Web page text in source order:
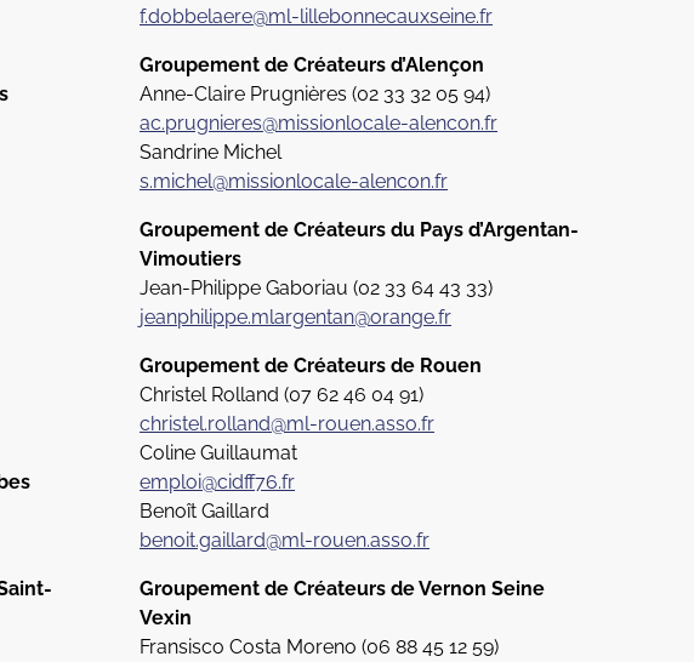
f.dobbelaere@ml-lillebonnecauxseine.fr
Groupement de Créateurs d’Alençon
Anne-Claire Prugnières (02 33 32 05 94)
ac.prugnieres@missionlocale-alencon.fr
Sandrine Michel
s.michel@missionlocale-alencon.fr
Groupement de Créateurs du Pays d’Argentan-
Vimoutiers
Jean-Philippe Gaboriau (02 33 64 43 33)
jeanphilippe.mlargentan@orange.fr
Groupement de Créateurs de Rouen
Christel Rolland (07 62 46 04 91)
christel.rolland@ml-rouen.asso.fr
Coline Guillaumat
emploi@cidff76.fr
Benoît Gaillard
benoit.gaillard@ml-rouen.asso.fr
Groupement de Créateurs de Vernon Seine
Vexin
Fransisco Costa Moreno (06 88 45 12 59)